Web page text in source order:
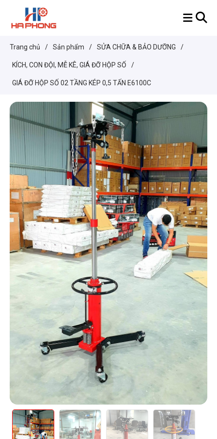
Trang chủ / Sản phẩm / SỬA CHỮA & BẢO DƯỠNG /
KÍCH, CON ĐỘI, MỄ KÊ, GIÁ ĐỠ HỘP SỐ /
GIÁ ĐỠ HỘP SỐ 02 TẦNG KÉP 0,5 TẤN E6100C